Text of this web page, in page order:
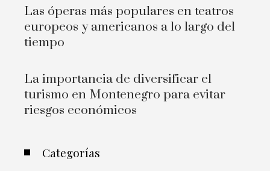
Las óperas más populares en teatros
europeos y americanos a lo largo del
tiempo
La importancia de diversificar el
turismo en Montenegro para evitar
riesgos económicos
Categorías